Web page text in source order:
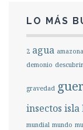
LO MÁS
2 agua
demonio
gravedad
insectos isla
mundial mundo